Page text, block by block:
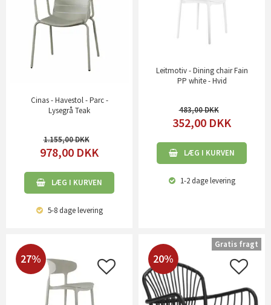
Cinas - Havestol - Parc -
Lysegrå Teak
1.155,00
978,00 DKK
LÆG I KURVEN
5-8 dagelevering
Leitmotiv - Dining chair Fain
PP white - Hvid
483,00
352,00 DKK
LÆG I KURVEN
1-2 dagelevering
27% 20%
Gratis fragt